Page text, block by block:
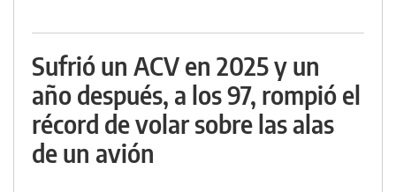
Sufrió un ACV en 2025 y un
año después, a los 97, rompió el
récord de volar sobre las alas
de un avión